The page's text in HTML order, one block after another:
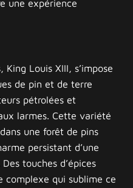
une expérience
Louis XIII, s’impose
de pin et de terre
pétrolées et
larmes. Cette variété
une forêt de pins
persistant d’une
touches d’épices
complexe qui sublime ce